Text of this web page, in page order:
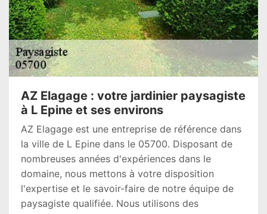
AZ Elagage : votre jardinier paysagiste
à L Epine et ses environs
AZ Elagage est une entreprise de référence dans
la ville de L Epine dans le 05700. Disposant de
nombreuses années d'expériences dans le
domaine, nous mettons à votre disposition
l'expertise et le savoir-faire de notre équipe de
paysagiste qualifiée. Nous utilisons des